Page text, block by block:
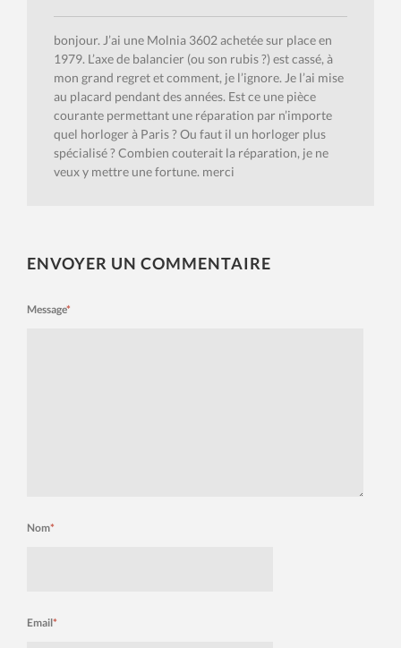
bonjour. J’ai une Molnia 3602 achetée sur place en
1979. L’axe de balancier (ou son rubis ?) est cassé, à
mon grand regret et comment, je l’ignore. Je l’ai mise
au placard pendant des années. Est ce une pièce
courante permettant une réparation par n’importe
quel horloger à Paris ? Ou faut il un horloger plus
spécialisé ? Combien couterait la réparation, je ne
veux y mettre une fortune. merci
ENVOYER UN COMMENTAIRE
Message*
Nom*
Email*